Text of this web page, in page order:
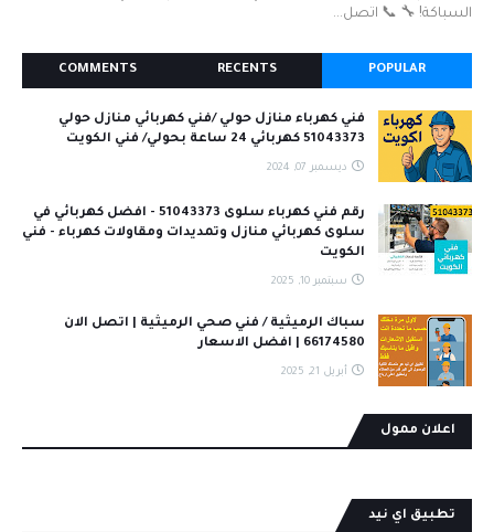
السباكة! 🔧 📞 اتصل...
POPULAR
RECENTS
COMMENTS
فني كهرباء منازل حولي /فني كهربائي منازل حولي
51043373 كهربائي 24 ساعة بحولي/ فني الكويت
ديسمبر 07, 2024
رقم فني كهرباء سلوى 51043373 - افضل كهربائي في
سلوى كهربائي منازل وتمديدات ومقاولات كهرباء - فني
الكويت
سبتمبر 10, 2025
سباك الرميثية / فني صحي الرميثية | اتصل الان
66174580 | افضل الاسعار
أبريل 21, 2025
اعلان ممول
تطبيق اي نيد